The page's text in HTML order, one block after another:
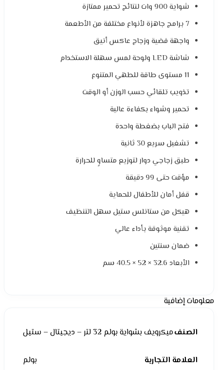
شواية 900 وات لنتائج تحمير ممتازة
7 برامج جاهزة لأنواع مختلفة من الأطعمة
واجهة فضية وزجاج عاكس أنيق
شاشة LED ولوحة لمس سهلة الاستخدام
11 مستوى طاقة للطهي المتنوع
تذويب تلقائي حسب الوزن أو الوقت
تحمير وشواء بكفاءة عالية
فتح الباب بضغطة واحدة
تشغيل سريع 30 ثانية
طبق زجاجي دوار لتوزيع متساوٍ للحرارة
مؤقت حتى 99 دقيقة
قفل أمان للأطفال للحماية
هيكل من ستانلس ستيل سهل التنظيف
تقنية موثوقة بأداء عالي
ضمان سنتين
الأبعاد ‎40.5 × 52 × 32.6 سم
معلومات إضافية
الصنفميكرويف بشواية بولم 32 لتر – ديجيتال – ستيل
العلامة التجارية بولم